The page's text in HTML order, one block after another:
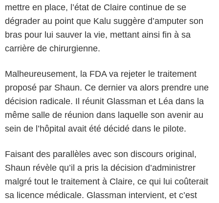
mettre en place, l’état de Claire continue de se
dégrader au point que Kalu suggère d’amputer son
bras pour lui sauver la vie, mettant ainsi fin à sa
carrière de chirurgienne.
Malheureusement, la FDA va rejeter le traitement
proposé par Shaun. Ce dernier va alors prendre une
décision radicale. Il réunit Glassman et Léa dans la
même salle de réunion dans laquelle son avenir au
sein de l’hôpital avait été décidé dans le pilote.
Faisant des parallèles avec son discours original,
Shaun révèle qu’il a pris la décision d’administrer
malgré tout le traitement à Claire, ce qui lui coûterait
sa licence médicale. Glassman intervient, et c’est